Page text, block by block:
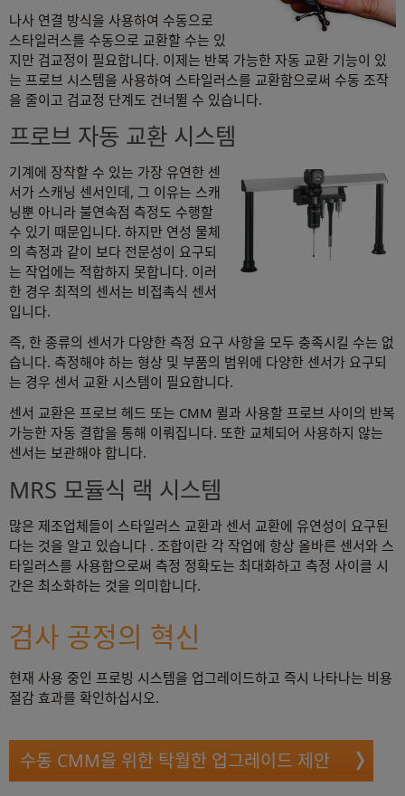
나사 연결 방식을 사용하여 수동으로
스타일러스를 수동으로 교환할 수는 있
지만 검교정이 필요합니다. 이제는 반복 가능한 자동 교환 기능이 있
는 프로브 시스템을 사용하여 스타일러스를 교환함으로써 수동 조작
을 줄이고 검교정 단계도 건너뛸 수 있습니다.
프로브 자동 교환 시스템
기계에 장착할 수 있는 가장 유연한 센
서가 스캐닝 센서인데, 그 이유는 스캐
닝뿐 아니라 불연속점 측정도 수행할
수 있기 때문입니다. 하지만 연성 물체
의 측정과 같이 보다 전문성이 요구되
는 작업에는 적합하지 못합니다. 이러
한 경우 최적의 센서는 비접촉식 센서
입니다.
즉, 한 종류의 센서가 다양한 측정 요구 사항을 모두 충족시킬 수는 없
습니다. 측정해야 하는 형상 및 부품의 범위에 다양한 센서가 요구되
는 경우 센서 교환 시스템이 필요합니다.
센서 교환은 프로브 헤드 또는 CMM 퀼과 사용할 프로브 사이의 반복
가능한 자동 결합을 통해 이뤄집니다. 또한 교체되어 사용하지 않는
센서는 보관해야 합니다.
MRS 모듈식 랙 시스템
많은 제조업체들이 스타일러스 교환과 센서 교환에 유연성이 요구된
다는 것을 알고 있습니다 . 조합이란 각 작업에 항상 올바른 센서와 스
타일러스를 사용함으로써 측정 정확도는 최대화하고 측정 사이클 시
간은 최소화하는 것을 의미합니다.
검사 공정의 혁신
현재 사용 중인 프로빙 시스템을 업그레이드하고 즉시 나타나는 비용
절감 효과를 확인하십시오.
수동 CMM을 위한 탁월한 업그레이드 제안